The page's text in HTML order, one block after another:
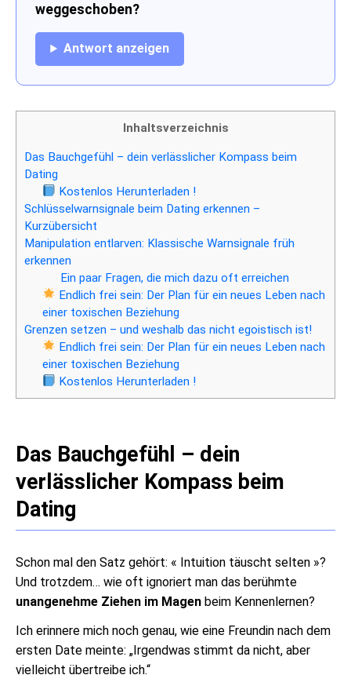
weggeschoben?
Antwort anzeigen
Inhaltsverzeichnis
Das Bauchgefühl – dein verlässlicher Kompass beim
Dating
Kostenlos Herunterladen !
Schlüsselwarnsignale beim Dating erkennen –
Kurzübersicht
Manipulation entlarven: Klassische Warnsignale früh
erkennen
Ein paar Fragen, die mich dazu oft erreichen
Endlich frei sein: Der Plan für ein neues Leben nach
einer toxischen Beziehung
Grenzen setzen – und weshalb das nicht egoistisch ist!
Endlich frei sein: Der Plan für ein neues Leben nach
einer toxischen Beziehung
Kostenlos Herunterladen !
Das Bauchgefühl – dein
verlässlicher Kompass beim
Dating
Schon mal den Satz gehört: « Intuition täuscht selten »?
Und trotzdem… wie oft ignoriert man das berühmte
unangenehme Ziehen im Magen beim Kennenlernen?
Ich erinnere mich noch genau, wie eine Freundin nach dem
ersten Date meinte: „Irgendwas stimmt da nicht, aber
vielleicht übertreibe ich.“